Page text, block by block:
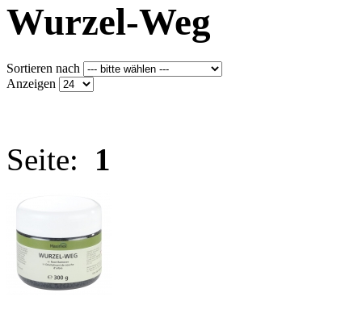
Wurzel-Weg
Sortieren nach
Anzeigen
Seite: 1